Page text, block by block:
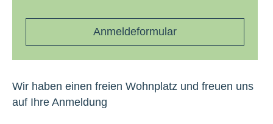
Anmeldeformular
Wir haben einen freien Wohnplatz und freuen uns
auf Ihre Anmeldung